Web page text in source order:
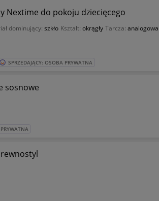
Nextime do pokoju dziecięcego
dominujący: szkło Kształt: okrągły Tarcza: analogowa
SPRZEDAJĄCY: OSOBA PRYWATNA
sosnowe